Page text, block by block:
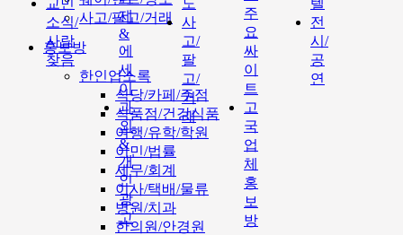
사고/팔고/거래
홍보방
한인업소록
식당/카페/주점
식품점/건강식품
여행/유학/학원
이민/법률
세무/회계
이사/택배/물류
병원/치과
한의원/안경원
교민
소식/
사람
찾음
제
&
에
세
이
과
외
&
개
인
광
고
도
사
고/
팔
고/
거
래
주
요
싸
이
트
고
국
업
체
홍
보
방
텔
전
시/
공
연